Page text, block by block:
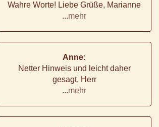
Wahre Worte! Liebe Grüße, Marianne
...mehr
Anne:
Netter Hinweis und leicht daher
gesagt, Herr
...mehr